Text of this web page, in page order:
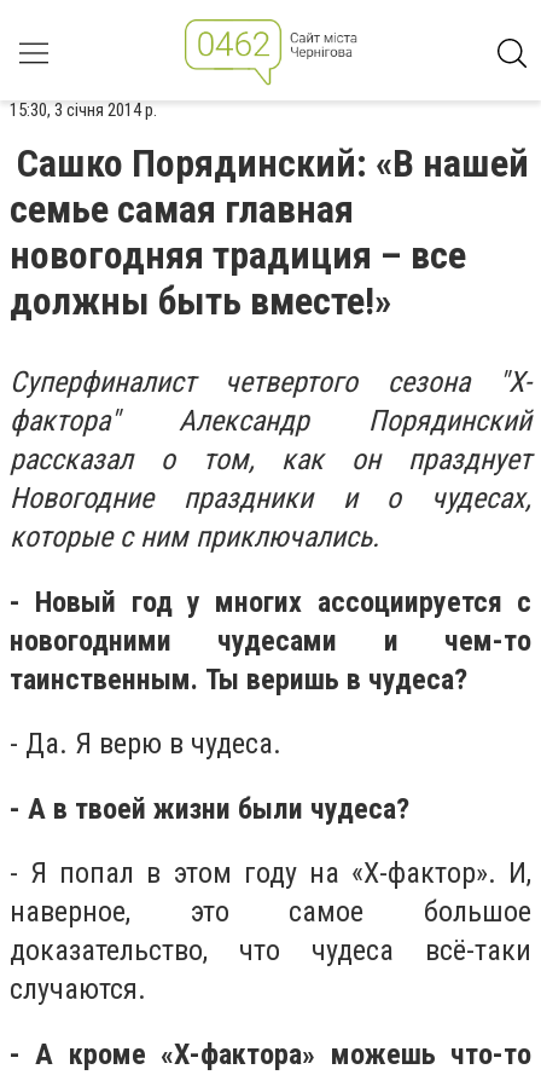
15:30, 3 січня 2014 р.
Сашко Порядинский: «В нашей
семье самая главная
новогодняя традиция – все
должны быть вместе!»
Суперфиналист четвертого сезона "Х-
фактора" Александр Порядинский
рассказал о том, как он празднует
Новогодние праздники и о чудесах,
которые с ним приключались.
- Новый год у многих ассоциируется с
новогодними чудесами и чем-то
таинственным. Ты веришь в чудеса?
- Да. Я верю в чудеса.
- А в твоей жизни были чудеса?
- Я попал в этом году на «Х-фактор». И,
наверное, это самое большое
доказательство, что чудеса всё-таки
случаются.
- А кроме «Х-фактора» можешь что-то